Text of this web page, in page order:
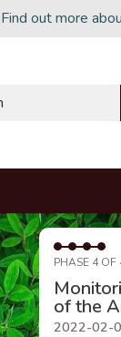
Find out more
PHASE 4 OF
of the
2022-02-